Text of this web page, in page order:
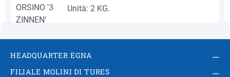
Unità: 2 KG.
HEADQUARTER EGNA
FILIALE MOLINI DI TURES